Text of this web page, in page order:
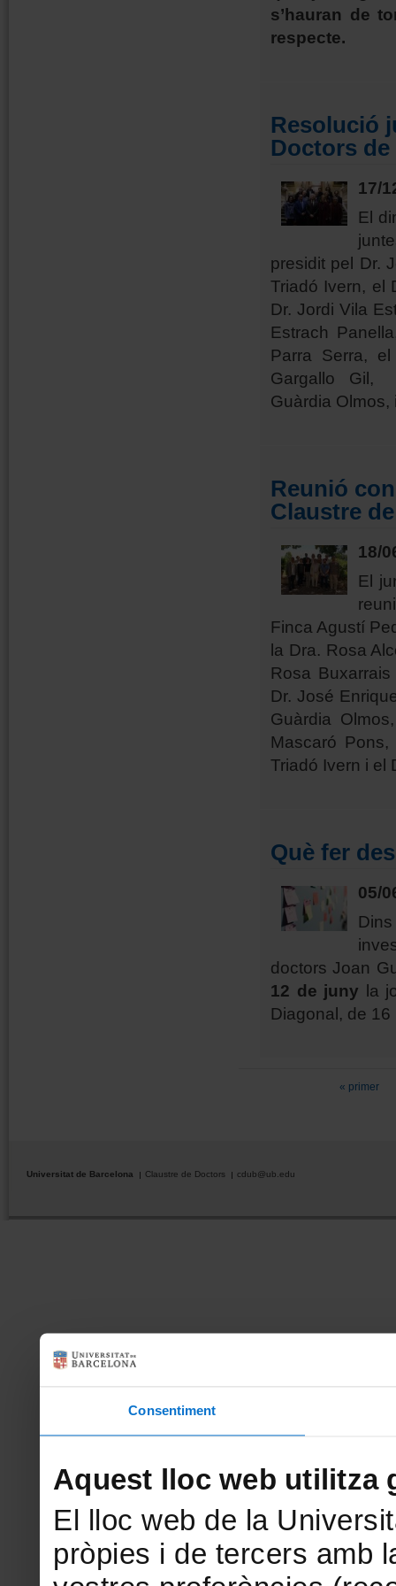
Consentiment
Aquest lloc web utilitza
El lloc web de la
pròpies i de tercers amb
s’hauran de
respecte.
Resolució
Doctors de
17/
El
presidit pel Dr.
Triadó Ivern, el
Dr. Jordi Vila
Estrach
Parra Serra,
Gargallo Gil,
Guàrdia Olmos,
Reunió
Claustre
18/
El
Finca Agustí
la Dra. Rosa
Rosa
Dr. José
Guàrdia
Mascaró
Triadó Ivern i el
Què fer
05/
doctors Joan
12 de juny la
Diagonal, de
« primer
Universitat de Barcelona Claustre de Doctors cdub@ub.edu